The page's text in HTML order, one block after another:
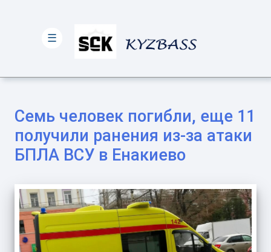
Семь человек погибли, еще 11
получили ранения из-за атаки
БПЛА ВСУ в Енакиево
☰